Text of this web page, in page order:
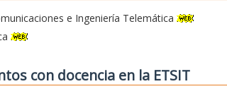
e Ingeniería Telemática
con docencia en la ETSIT